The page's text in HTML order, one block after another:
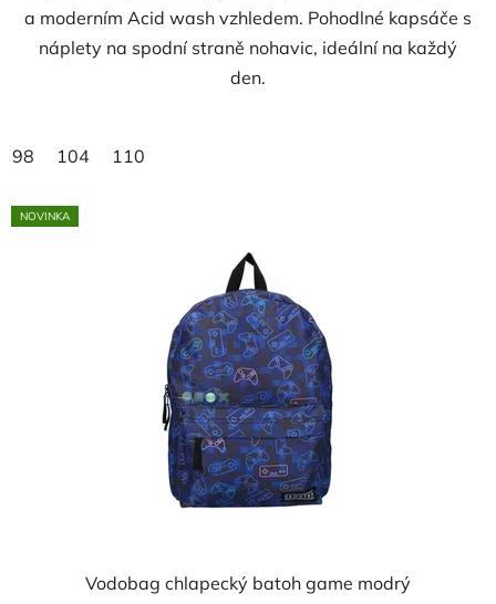
a moderním Acid wash vzhledem. Pohodlné kapsáče s
náplety na spodní straně nohavic, ideální na každý
den.
98 104 110
NOVINKA
Vodobag chlapecký batoh game modrý